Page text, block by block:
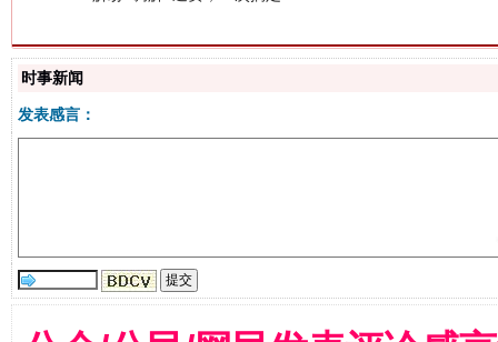
时事新闻
发表感言：